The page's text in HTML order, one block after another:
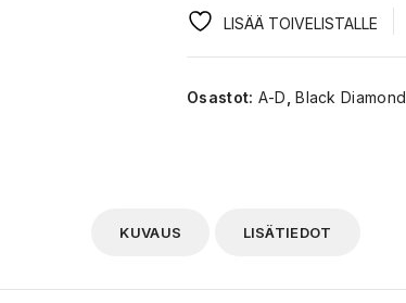
LISÄÄ TOIVELISTALLE
Osastot: A-D ,Black Diamond
KUVAUS LISÄTIEDOT